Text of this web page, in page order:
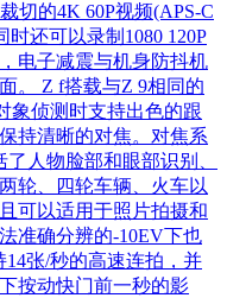
切的4K 60P视频(APS-C
还可以录制1080 120P
电子减震与机身防抖机
。 Z f搭载与Z 9相同的
象侦测时支持出色的跟
持清晰的对焦。对焦系
人物脸部和眼部识别、
轮、四轮车辆、火车以
可以适用于照片拍摄和
准确分辨的-10EV下也
张/秒的高速连拍，并
按动快门前一秒的影